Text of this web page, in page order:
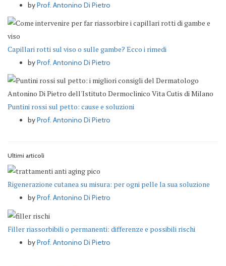
byProf. Antonino Di Pietro
Capillari rotti sul viso o sulle gambe? Ecco i rimedi
byProf. Antonino Di Pietro
Puntini rossi sul petto: cause e soluzioni
byProf. Antonino Di Pietro
Ultimi articoli
Rigenerazione cutanea su misura: per ogni pelle la sua soluzione
byProf. Antonino Di Pietro
Filler riassorbibili o permanenti: differenze e possibili rischi
byProf. Antonino Di Pietro